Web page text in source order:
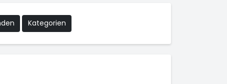
Kategorien